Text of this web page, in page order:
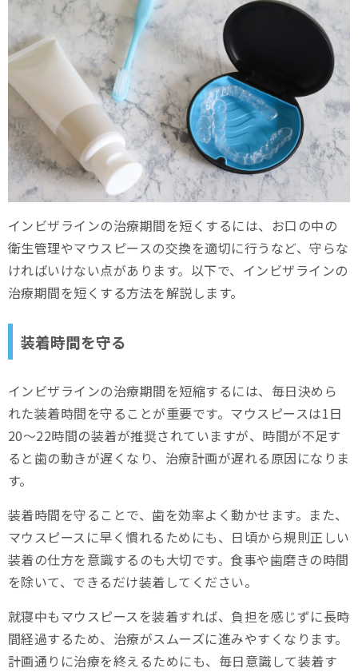
インビザラインの治療期間を短くするには、お口の中の
衛生管理やマウスピースの交換を適切に行うなど、守らな
ければいけない点があります。以下で、インビザラインの
治療期間を短くする方法を解説します。
装着時間を守る
インビザラインの治療期間を短縮するには、毎日決めら
れた装着時間を守ることが重要です。マウスピースは1日
20～22時間の装着が推奨されていますが、時間が不足す
ると歯の動きが遅くなり、治療計画が遅れる原因になりま
す。
装着時間を守ることで、歯を効率よく動かせます。また、
マウスピースに早く慣れるためにも、日頃から規則正しい
装着の仕方を意識するのも大切です。食事や歯磨きの時間
を除いて、できるだけ装着してください。
就寝中もマウスピースを装着すれば、負担を感じずに長時
間経過するため、治療がスムーズに進みやすくなります。
計画通りに治療を終えるためにも、毎日意識して装着す